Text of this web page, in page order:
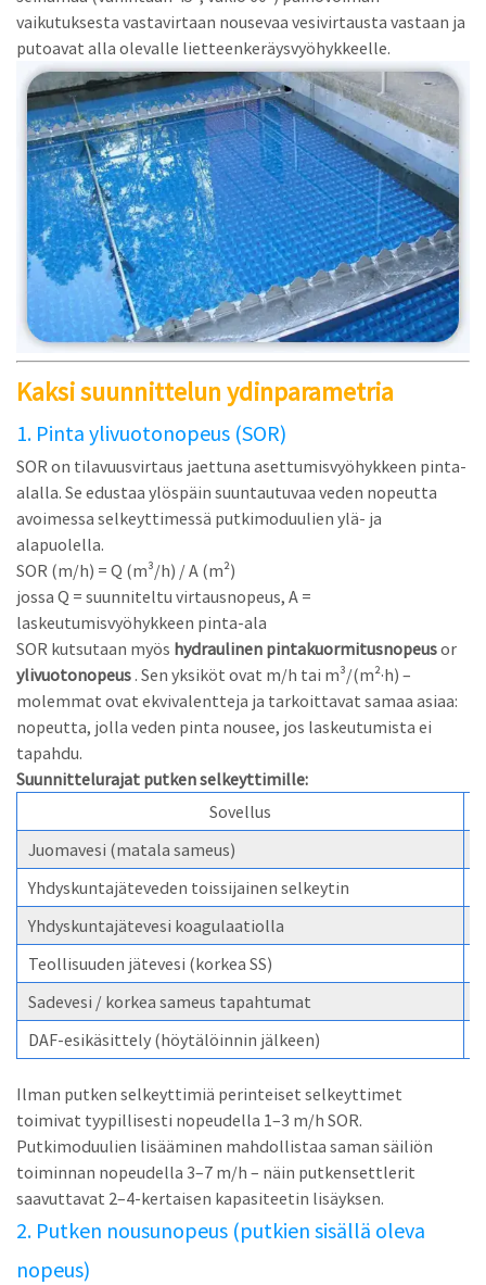
vaikutuksesta vastavirtaan nousevaa vesivirtausta vastaan ​​ja
putoavat alla olevalle lietteenkeräysvyöhykkeelle.
Kaksi suunnittelun ydinparametria
1. Pinta ylivuotonopeus (SOR)
SOR on tilavuusvirtaus jaettuna asettumisvyöhykkeen pinta-
alalla. Se edustaa ylöspäin suuntautuvaa veden nopeutta
avoimessa selkeyttimessä putkimoduulien ylä- ja
alapuolella.
SOR (m/h) = Q (m³/h) / A (m²)
jossa Q = suunniteltu virtausnopeus, A =
laskeutumisvyöhykkeen pinta-ala
SOR kutsutaan myös hydraulinen pintakuormitusnopeusor
ylivuotonopeus . Sen yksiköt ovat m/h tai m³/(m²·h) –
molemmat ovat ekvivalentteja ja tarkoittavat samaa asiaa:
nopeutta, jolla veden pinta nousee, jos laskeutumista ei
tapahdu.
Suunnittelurajat putken selkeyttimille:
Sovellus
Juomavesi (matala sameus)
Yhdyskuntajäteveden toissijainen selkeytin
Yhdyskuntajätevesi koagulaatiolla
Teollisuuden jätevesi (korkea SS)
Sadevesi / korkea sameus tapahtumat
DAF-esikäsittely (höytälöinnin jälkeen)
Ilman putken selkeyttimiä perinteiset selkeyttimet
toimivat tyypillisesti nopeudella 1–3 m/h SOR.
Putkimoduulien lisääminen mahdollistaa saman säiliön
toiminnan nopeudella 3–7 m/h – näin putkensettlerit
saavuttavat 2–4-kertaisen kapasiteetin lisäyksen.
2. Putken nousunopeus (putkien sisällä oleva
nopeus)